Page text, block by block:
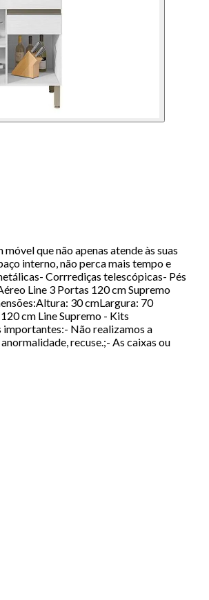
que não apenas atende às suas
interno, não perca mais tempo e
Corrrediças telescópicas- Pés
Line 3 Portas 120 cm Supremo
30 cmLargura: 70
cm Line Supremo - Kits
importantes:- Não realizamos a
recuse.;- As caixas ou